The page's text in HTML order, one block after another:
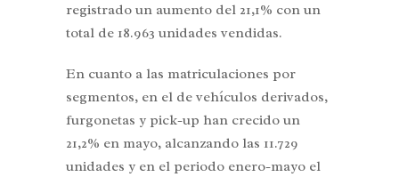
registrado un aumento del 21,1% con un
total de 18.963 unidades vendidas.
En cuanto a las matriculaciones por
segmentos, en el de vehículos derivados,
furgonetas y pick-up han crecido un
21,2% en mayo, alcanzando las 11.729
unidades y en el periodo enero-mayo el